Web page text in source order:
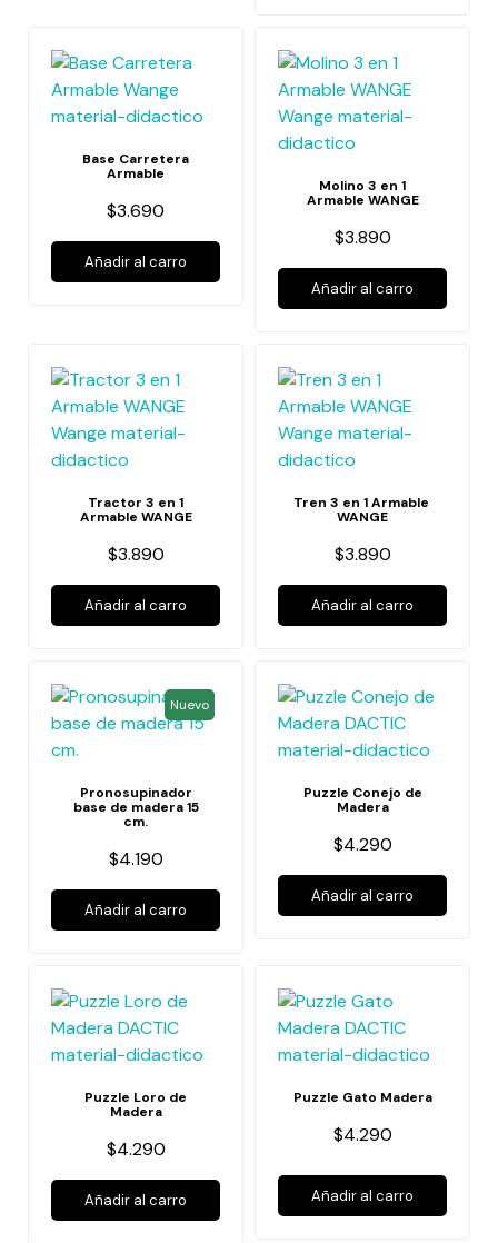
Base Carretera
Armable
$3.690
Añadir al carro
Molino 3 en 1
Armable WANGE
$3.890
Añadir al carro
Tractor 3 en 1
Armable WANGE
$3.890
Añadir al carro
Tren 3 en 1 Armable
WANGE
$3.890
Añadir al carro
Nuevo
Pronosupinador
base de madera 15
cm.
$4.190
Añadir al carro
Puzzle Conejo de
Madera
$4.290
Añadir al carro
Puzzle Loro de
Madera
$4.290
Añadir al carro
Puzzle Gato Madera
$4.290
Añadir al carro